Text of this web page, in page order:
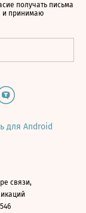
получать письма
и принимаю
для Android
связи,